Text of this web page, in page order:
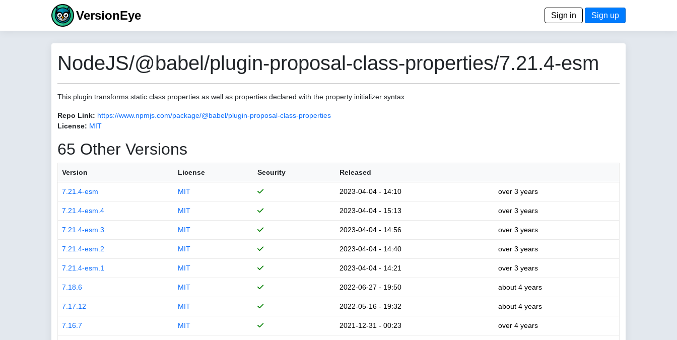
VersionEye Sign in Sign up
NodeJS/@babel/plugin-proposal-class-properties/7.21.4-esm
This plugin transforms static class properties as well as properties declared with the property initializer syntax
Repo Link: https://www.npmjs.com/package/@babel/plugin-proposal-class-properties
License: MIT
65 Other Versions
Version License Security Released
7.21.4-esm MIT 2023-04-04 - 14:10 over 3 years
7.21.4-esm.4 MIT 2023-04-04 - 15:13 over 3 years
7.21.4-esm.3 MIT 2023-04-04 - 14:56 over 3 years
7.21.4-esm.2 MIT 2023-04-04 - 14:40 over 3 years
7.21.4-esm.1 MIT 2023-04-04 - 14:21 over 3 years
7.18.6 MIT 2022-06-27 - 19:50 about 4 years
7.17.12 MIT 2022-05-16 - 19:32 about 4 years
7.16.7 MIT 2021-12-31 - 00:23 over 4 years